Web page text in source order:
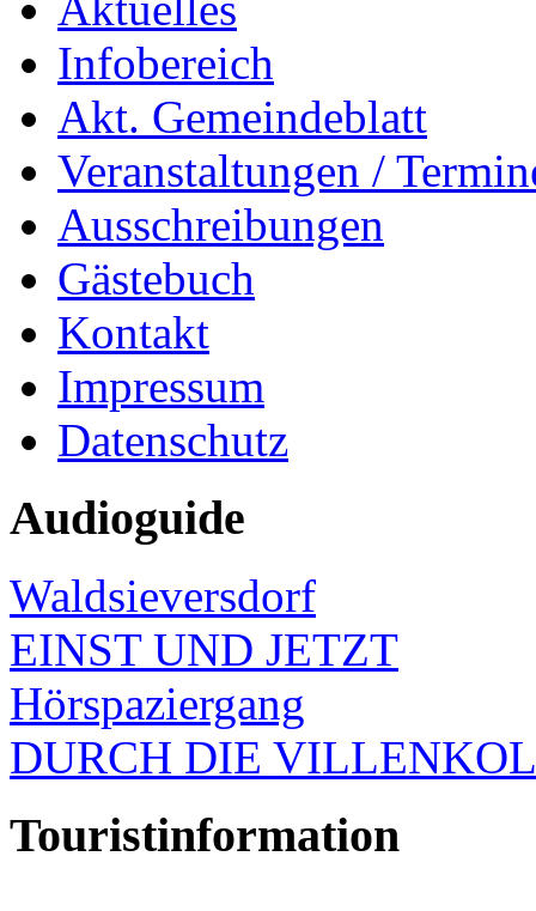
Infobereich
Akt. Gemeindeblatt
Veranstaltungen /
Ausschreibungen
Gästebuch
Kontakt
Impressum
Datenschutz
Audioguide
Waldsieversdorf
EINST UND JETZT
Hörspaziergang
DURCH DIE
Touristinformation